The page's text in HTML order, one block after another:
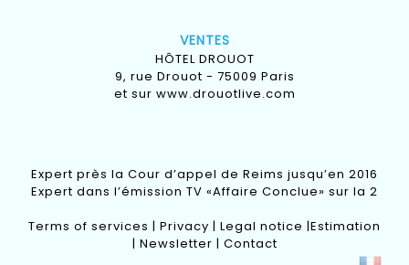
VENTES
HÔTEL DROUOT
9, rue Drouot - 75009 Paris
et sur www.drouotlive.com
Expert près la Cour d’appel de Reims jusqu’en 2016
Expert dans l’émission TV «Affaire Conclue» sur la 2
Terms of services | Privacy | Legal notice |Estimation
| Newsletter | Contact